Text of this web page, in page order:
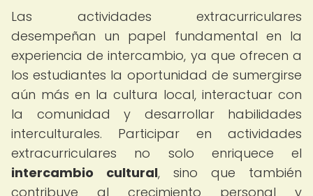
Las actividades extracurriculares
desempeñan un papel fundamental en la
experiencia de intercambio, ya que ofrecen a
los estudiantes la oportunidad de sumergirse
aún más en la cultura local, interactuar con
la comunidad y desarrollar habilidades
interculturales. Participar en actividades
extracurriculares no solo enriquece el
intercambio cultural, sino que también
contribuye al crecimiento personal y